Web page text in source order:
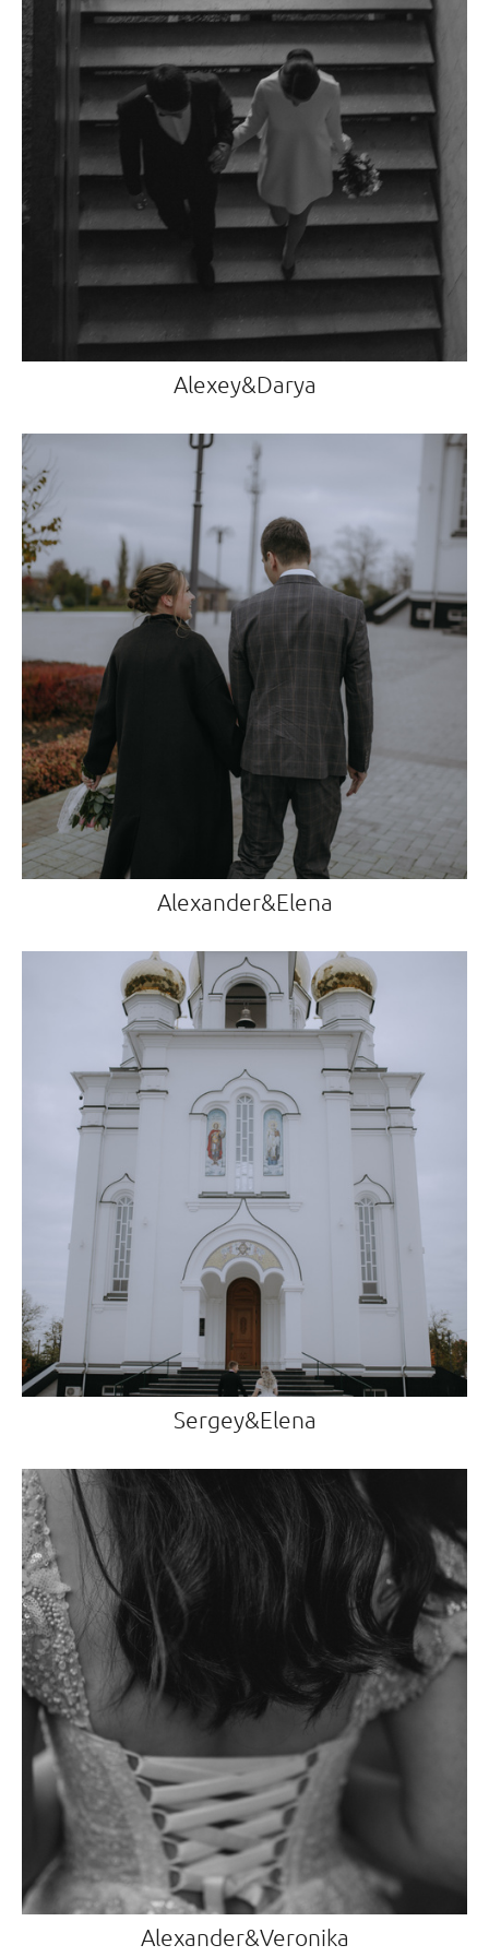
Alexey&Darya
Alexander&Elena
Sergey&Elena
Alexander&Veronika